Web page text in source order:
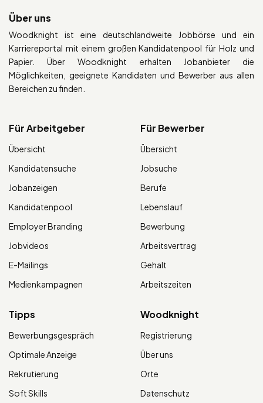
Über uns
Woodknight ist eine deutschlandweite Jobbörse und ein
Karriereportal mit einem großen Kandidatenpool für Holz und
Papier. Über Woodknight erhalten Jobanbieter die
Möglichkeiten, geeignete Kandidaten und Bewerber aus allen
Bereichen zu finden.
Für Arbeitgeber
Übersicht
Kandidatensuche
Jobanzeigen
Kandidatenpool
Employer Branding
Jobvideos
E-Mailings
Medienkampagnen
Für Bewerber
Übersicht
Jobsuche
Berufe
Lebenslauf
Bewerbung
Arbeitsvertrag
Gehalt
Arbeitszeiten
Tipps
Bewerbungsgespräch
Optimale Anzeige
Rekrutierung
Soft Skills
Woodknight
Registrierung
Über uns
Orte
Datenschutz